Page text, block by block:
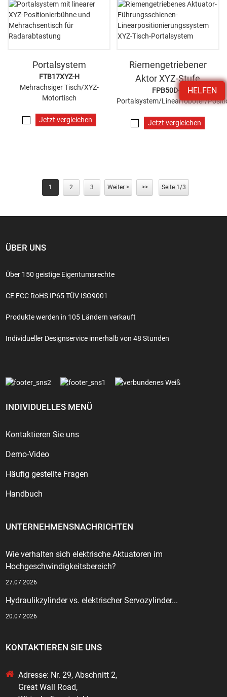
HELFEN
Portalsystem
FTB17XYZ-H
Mehrachsiger Tisch/XYZ-
Motortisch
Jetzt vergleichen
Riemengetriebener
Aktor XYZ-Stufe
FPB50D-L
Portalsystem/Linearroboter/
Jetzt vergleichen
1 2 3 Weiter > >> Seite 1/3
ÜBER UNS
Über 150 geistige Eigentumsrechte
CE FCC RoHS IP65 TÜV ISO9001
Produkte werden in 105 Ländern verkauft
Individueller Designservice innerhalb von 48 Stunden
INDIVIDUELLES MENÜ
Kontaktieren Sie uns
Demo-Video
Häufig gestellte Fragen
Handbuch
UNTERNEHMENSNACHRICHTEN
Wie verhalten sich elektrische Aktuatoren im
Hochgeschwindigkeitsbereich?
27.07.2026
Hydraulikzylinder vs. elektrischer Servozylinder...
20.07.2026
KONTAKTIEREN SIE UNS
Adresse: Nr. 29, Abschnitt 2,
Great Wall Road,